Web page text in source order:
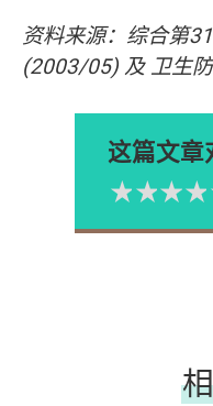
资料来源：综合第
(2003/05) 及 卫生防
这篇文章
Please
2星
1星